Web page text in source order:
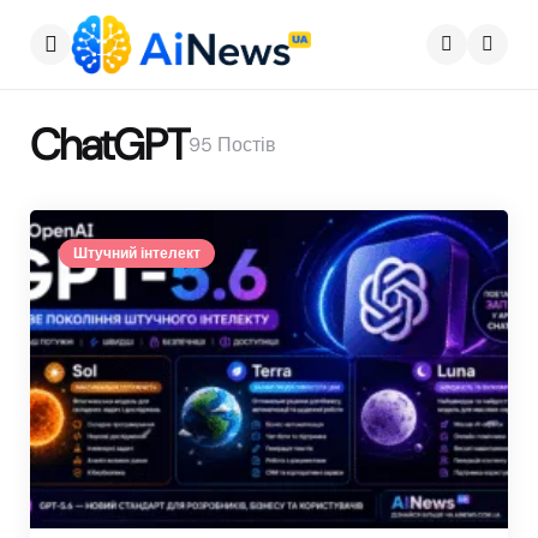
Меню
95 Постів
ChatGPT
Штучний інтелект